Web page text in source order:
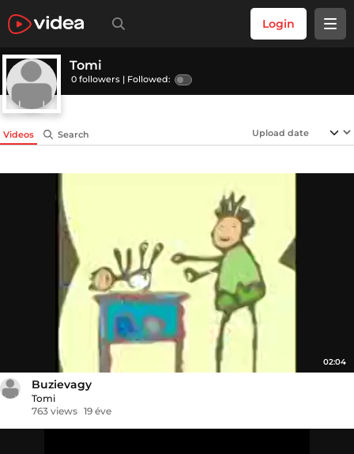
Login
Tomi
0 followers | Followed:
Videos Search
02:04
Buzievagy
Tomi
763 views 19 éve